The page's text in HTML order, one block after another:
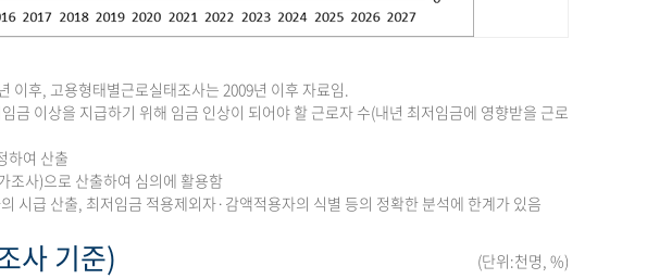
이후, 고용형태별근로실태조사는 2009년 이후 자료임.
금 이상을 지급하기 위해 임금 인상이 되어야 할 근로자 수(내년 최저임금에 영향받을 근로
하여 산출
조사)으로 산출하여 심의에 활용함
시급 산출, 최저임금 적용제외자·감액적용자의 식별 등의 정확한 분석에 한계가 있음
사 기준) (단위:천명, %)